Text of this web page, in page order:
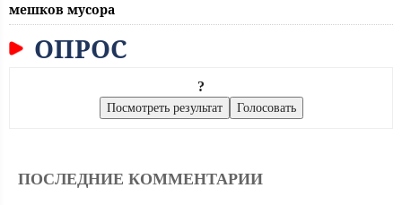
мешков мусора
ОПРОС
?
ПОСЛЕДНИЕ КОММЕНТАРИИ